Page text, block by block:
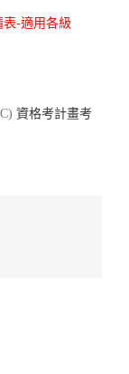
表-適用各級
資格考計畫考